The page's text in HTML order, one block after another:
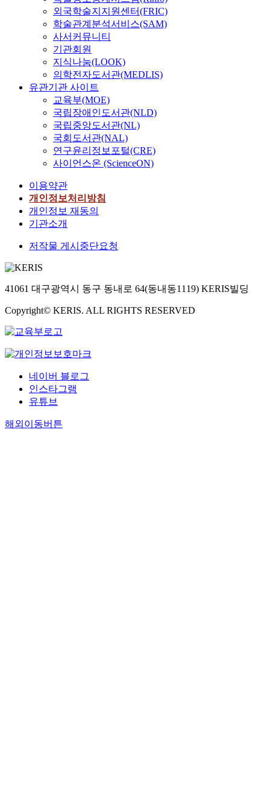
외국학술지지원센터(FRIC)
학술관계분석서비스(SAM)
사서커뮤니티
기관회원
지식나눔(LOOK)
의학전자도서관(MEDLIS)
유관기관 사이트
교육부(MOE)
국립장애인도서관(NLD)
국립중앙도서관(NL)
국회도서관(NAL)
연구윤리정보포털(CRE)
사이언스온 (ScienceON)
이용약관
개인정보처리방침
개인정보 재동의
기관소개
저작물 게시중단요청
41061 대구광역시 동구 동내로 64(동내동1119) KERIS빌딩
Copyright© KERIS. ALL RIGHTS RESERVED
네이버 블로그
인스타그램
유튜브
해외이동버튼